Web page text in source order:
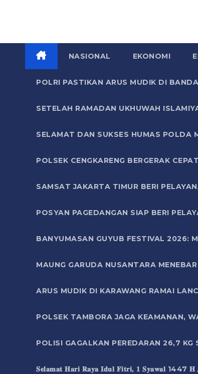
NASIONAL EKONOMI
POLRI PASTIKAN ARUS MUDIK DI
SETELAH RAMADAN UKHUWAH
SELAMAT DAN SUKSES HUMAS POLDA
POLSEK CENGKARENG BERGERAK
SAMSAT JAKARTA TIMUR BERI
POSYAN PAGEDANGAN SIAP BERI
BANYUMASAN GUYUB FESTIVAL 2026:
MAUNG GARUDA NUSANTARA
ARUS MUDIK DI KARAWANG RAMAI
POLSEK TAMBORA JAGA KEAMANAN,
POLISI GAGALKAN PEREDARAN 26,7
𝐒𝐞𝐥𝐚𝐦𝐚𝐭 𝐇𝐚𝐫𝐢 𝐑𝐚𝐲𝐚 𝐈𝐝𝐮𝐥 𝐅𝐢𝐭𝐫𝐢, 𝟏 𝐒𝐲𝐚𝐰𝐚𝐥